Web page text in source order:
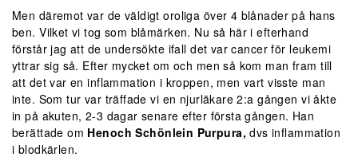
Men däremot var de väldigt oroliga över 4 blånader på hans
ben. Vilket vi tog som blåmärken. Nu så här i efterhand
förstår jag att de undersökte ifall det var cancer för leukemi
yttrar sig så. Efter mycket om och men så kom man fram till
att det var en inflammation i kroppen, men vart visste man
inte. Som tur var träffade vi en njurläkare 2:a gången vi åkte
in på akuten, 2-3 dagar senare efter första gången. Han
berättade om Henoch Schönlein Purpura, dvs inflammation
i blodkärlen.